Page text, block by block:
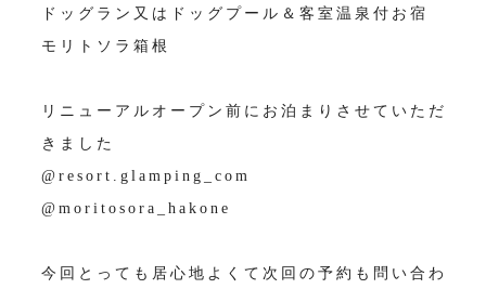
ドッグラン又はドッグプール＆客室温泉付お宿
モリトソラ箱根
リニューアルオープン前にお泊まりさせていただ
きました
@resort.glamping_com
@moritosora_hakone
今回とっても居心地よくて次回の予約も問い合わ